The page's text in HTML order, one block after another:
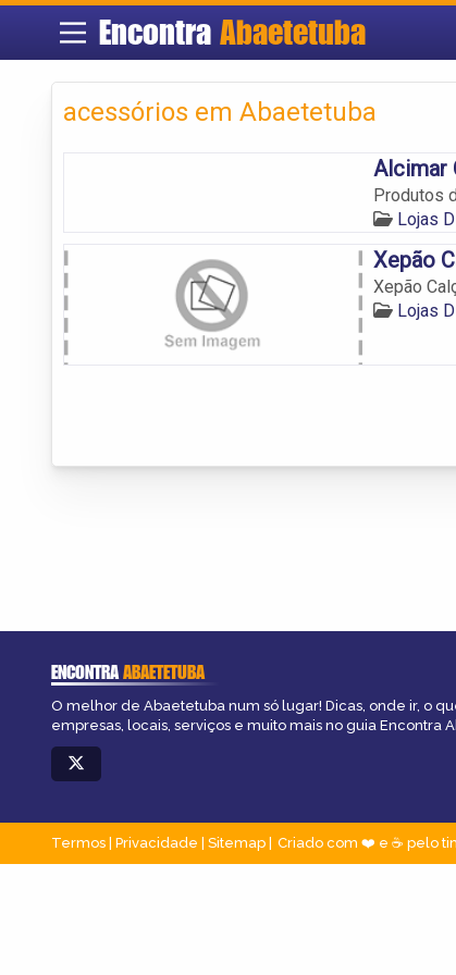
Encontra Abaetetuba
acessórios em Abaetetuba
Alcimar
Produtos
Lojas
Xepão
Xepão
Lojas
ENCONTRAABAETETUBA
O melhor de Abaetetuba num só lugar! Dicas, onde ir, o
empresas, locais, serviços e muito mais no guia Encontra
Termos Privacidade Sitemap Criado com ❤️ e ☕ pelo